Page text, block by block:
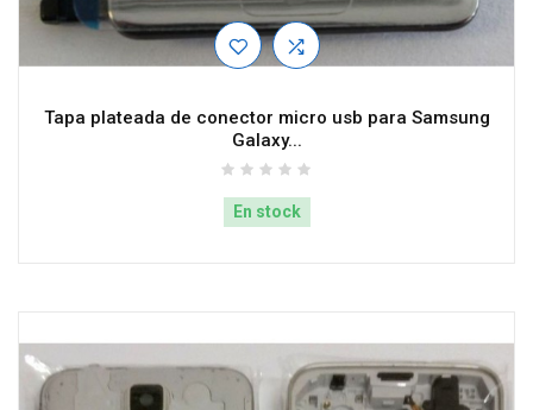
Tapa plateada de conector micro usb para Samsung
Galaxy...
En stock